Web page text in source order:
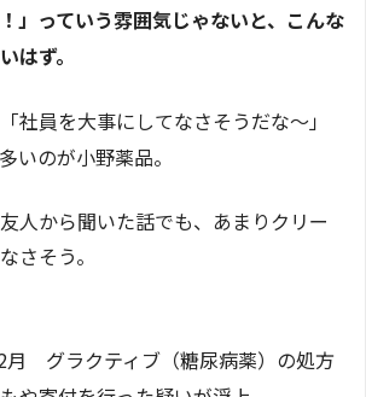
」っていう雰囲気じゃないと、こんな
はず。
社員を大事にしてなさそうだな～」
いのが小野薬品。
人から聞いた話でも、あまりクリー
さそう。
グラクティブ（糖尿病薬）の処方